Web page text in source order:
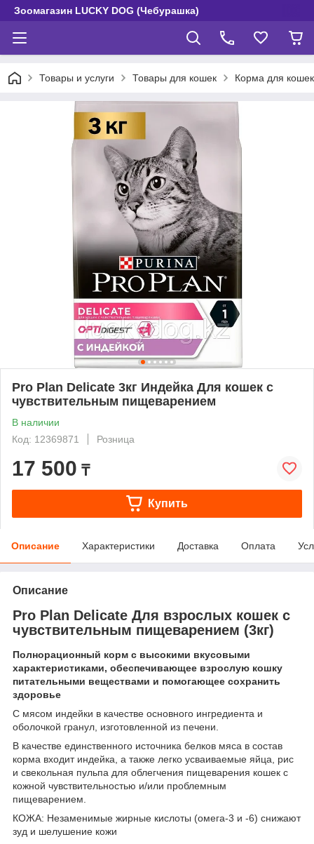
Зоомагазин LUCKY DOG (Чебурашка)
Товары и услуги Товары для кошек Корма для
Pro Plan Deliсate 3кг Индейка Для кошек с
чувствительным пищеварением
В наличии
Код: 12369871
Розница
17 500 ₸
Купить
Описание Характеристики Доставка Оплата
Описание
Pro Plan Deliсate Для взрослых кошек с
чувствительным пищеварением (3кг)
Полнорационный корм с высокими вкусовыми
характеристиками, обеспечивающее взрослую кошку
питательными веществами и помогающее сохранить
здоровье
С мясом индейки в качестве основного ингредиента и
оболочкой гранул, изготовленной из печени.
В качестве единственного источника белков мяса в состав
корма входит индейка, а также легко усваиваемые яйца, рис
и свекольная пульпа для облегчения пищеварения кошек с
кожной чувствительностью и/или проблемным
пищеварением.
КОЖА: Незаменимые жирные кислоты (омега-3 и -6) снижают
зуд и шелушение кожи